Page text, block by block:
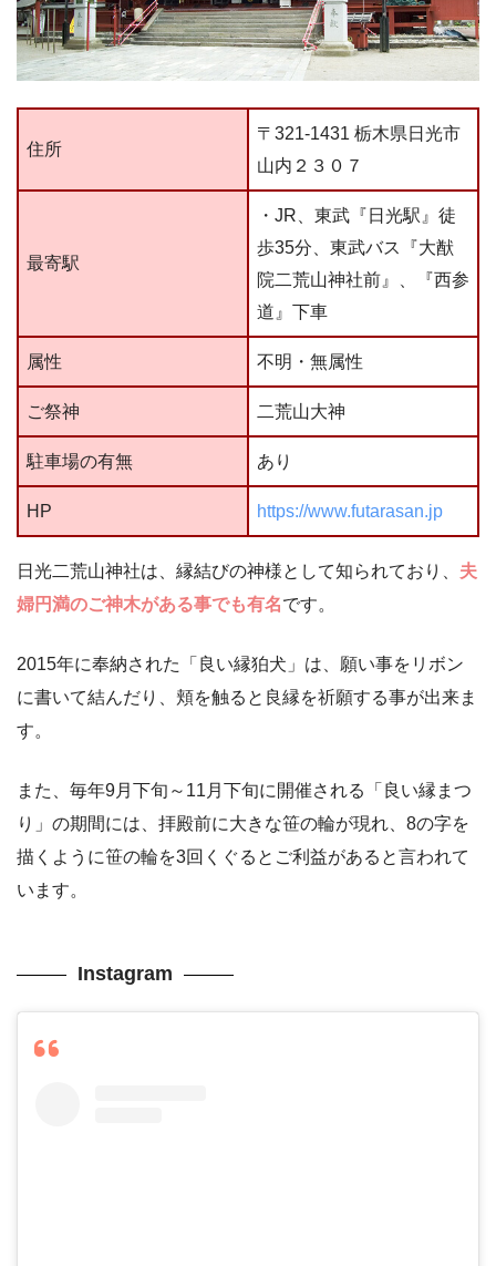
住所
〒321-1431 栃木県日光市
山内２３０７
最寄駅
・JR、東武『日光駅』徒
歩35分、東武バス『大猷
院二荒山神社前』、『西参
道』下車
属性 不明・無属性
ご祭神 二荒山大神
駐車場の有無 あり
HP https://www.futarasan.jp
日光二荒山神社は、縁結びの神様として知られており、 夫
婦円満のご神木がある事でも有名です。
2015年に奉納された「良い縁狛犬」は、願い事をリボン
に書いて結んだり、頬を触ると良縁を祈願する事が出来ま
す。
また、毎年9月下旬～11月下旬に開催される「良い縁まつ
り」の期間には、拝殿前に大きな笹の輪が現れ、8の字を
描くように笹の輪を3回くぐるとご利益があると言われて
います。
Instagram